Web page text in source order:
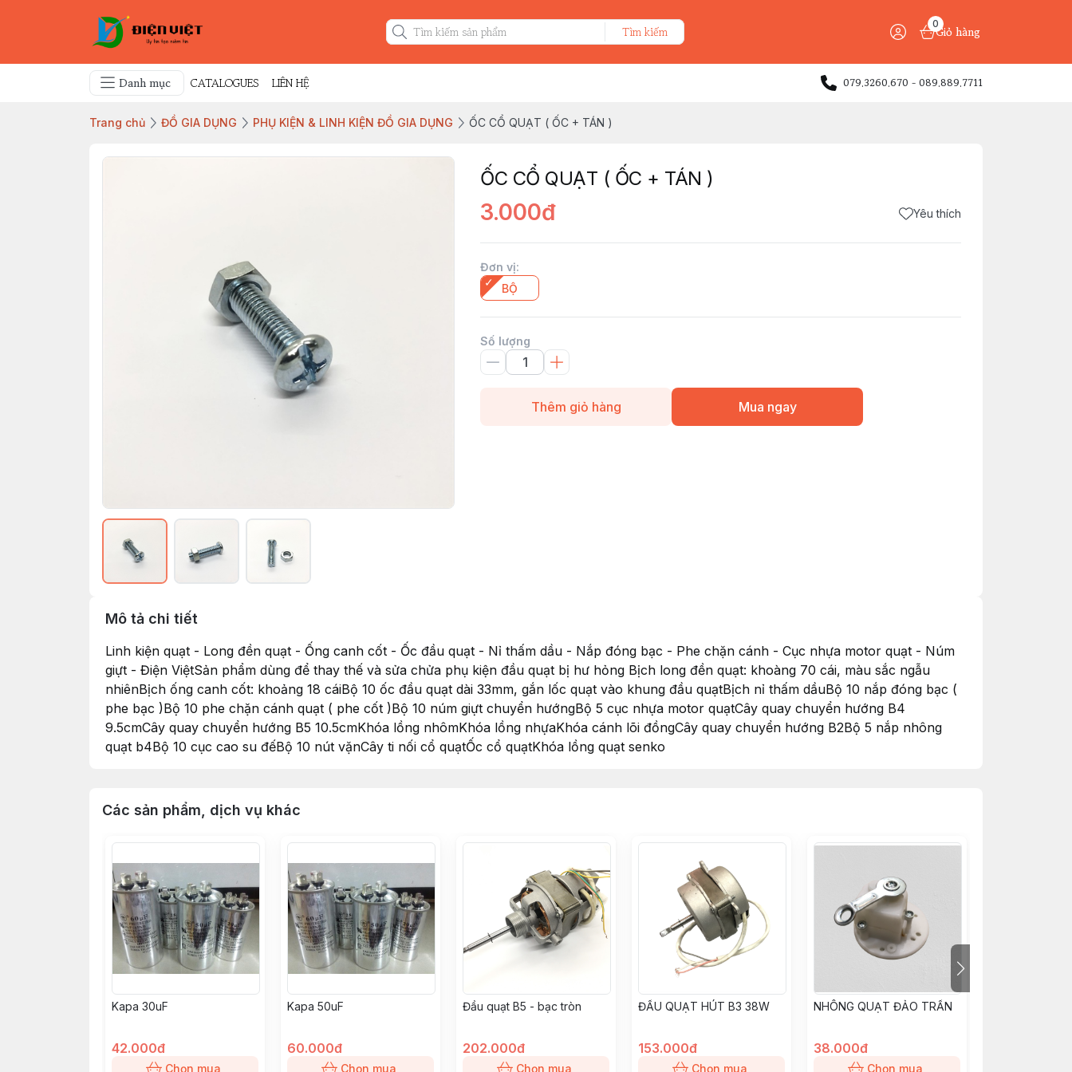
Tìm kiếm
0
Giỏ hàng
Danh mục CATALOGUES LIÊN HỆ 079.3260.670 - 089.889.7711
Trang chủ ĐỒ GIA DỤNG PHỤ KIỆN & LINH KIỆN ĐỒ GIA DỤNG ỐC CỔ QUẠT ( ỐC + TÁN )
ỐC CỔ QUẠT ( ỐC + TÁN )
3.000đ Yêu thích
Đơn vị:
BỘ
Số lượng
Thêm giỏ hàng Mua ngay
Mô tả chi tiết
Linh kiện quạt - Long đền quạt - Ống canh cốt - Ốc đầu quạt - Nỉ thấm dầu - Nắp đóng bạc - Phe chặn cánh - Cục nhựa motor quạt - Núm
giựt - Điện ViệtSản phẩm dùng để thay thế và sửa chửa phụ kiện đầu quạt bị hư hỏng Bịch long đền quạt: khoàng 70 cái, màu sắc ngẫu
nhiênBịch ống canh cốt: khoảng 18 cáiBộ 10 ốc đầu quạt dài 33mm, gắn lốc quạt vào khung đầu quạtBịch nỉ thấm dầuBộ 10 nắp đóng bạc (
phe bạc )Bộ 10 phe chặn cánh quạt ( phe cốt )Bộ 10 núm giựt chuyển hướngBộ 5 cục nhựa motor quạtCây quay chuyển hướng B4
9.5cmCây quay chuyển hướng B5 10.5cmKhóa lồng nhômKhóa lồng nhựaKhóa cánh lõi đồngCây quay chuyển hướng B2Bộ 5 nắp nhông
quạt b4Bộ 10 cục cao su đếBộ 10 nút vặnCây ti nối cổ quạtỐc cổ quạtKhóa lồng quạt senko
Các sản phẩm, dịch vụ khác
Kapa 30uF
42.000đ
Chọn mua
Kapa 50uF
60.000đ
Chọn mua
Đầu quạt B5 - bạc tròn
202.000đ
Chọn mua
ĐẦU QUẠT HÚT B3 38W
153.000đ
Chọn mua
NHÔNG QUẠT ĐẢO TRẦN
38.000đ
Chọn mua